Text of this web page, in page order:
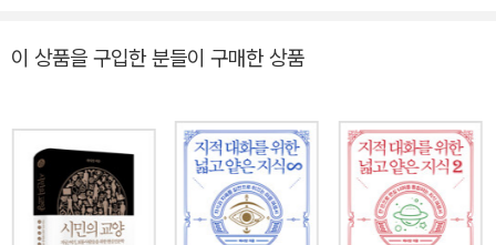
2년간 채사장 작가가 가장 많이 들은 질문이다. 그럴 만도 하다. 어느
부를 많이 한 것도 아니고 그렇다고 천재도 아니고, 얼핏 보면 그저 남
들처럼 부단히 헤매며 열심히 살아온 평범한 인간일 뿐인데. 그런데
조금 들여다보면, 특별한 점이 있다. 저자 채사장은 치열하게 질문하
며 살아왔다. 꼴찌를 겨우 면했던 고등학교 시절부터 재수생 시절, 먹
이 상품을 구입한 분들이 구매한 상품